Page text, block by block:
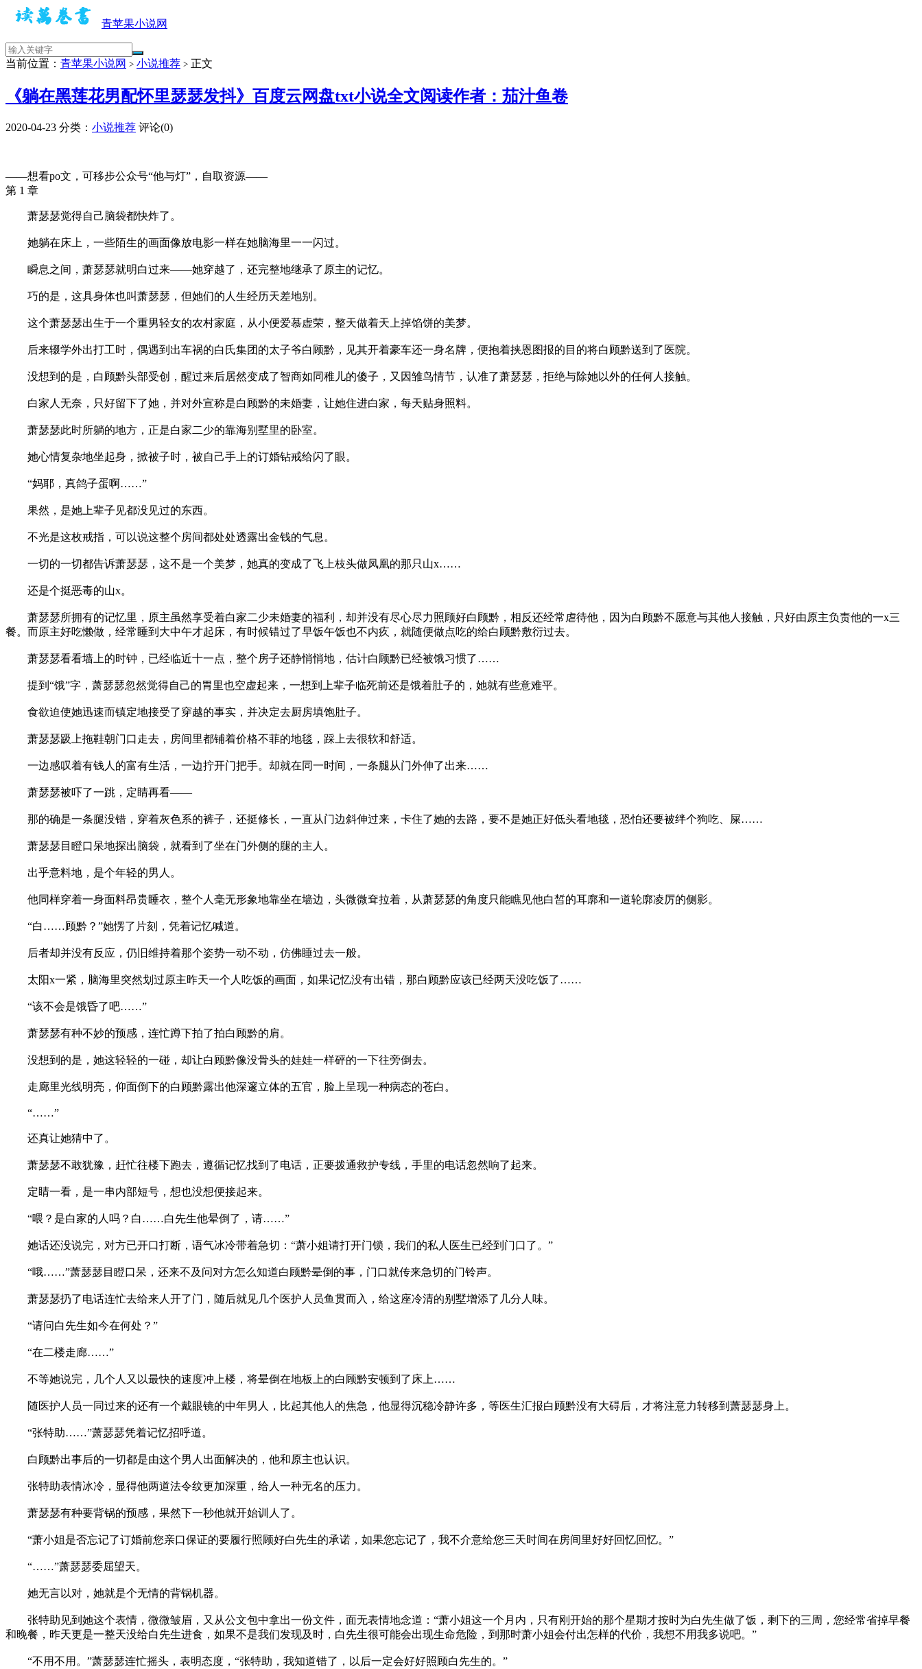
青苹果小说网
当前位置： 青苹果小说网 > 小说推荐 > 正文
《躺在黑莲花男配怀里瑟瑟发抖》百度云网盘txt小说全文阅读作者：茄汁鱼卷
2020-04-23 分类： 小说推荐 评论(0)
——想看po文，可移步公众号“他与灯”，自取资源——
第 1 章
萧瑟瑟觉得自己脑袋都快炸了。
她躺在床上，一些陌生的画面像放电影一样在她脑海里一一闪过。
瞬息之间，萧瑟瑟就明白过来——她穿越了，还完整地继承了原主的记忆。
巧的是，这具身体也叫萧瑟瑟，但她们的人生经历天差地别。
这个萧瑟瑟出生于一个重男轻女的农村家庭，从小便爱慕虚荣，整天做着天上掉馅饼的美梦。
后来辍学外出打工时，偶遇到出车祸的白氏集团的太子爷白顾黔，见其开着豪车还一身名牌，便抱着挟恩图报的目的将白顾黔送到了医院。
没想到的是，白顾黔头部受创，醒过来后居然变成了智商如同稚儿的傻子，又因雏鸟情节，认准了萧瑟瑟，拒绝与除她以外的任何人接触。
白家人无奈，只好留下了她，并对外宣称是白顾黔的未婚妻，让她住进白家，每天贴身照料。
萧瑟瑟此时所躺的地方，正是白家二少的靠海别墅里的卧室。
她心情复杂地坐起身，掀被子时，被自己手上的订婚钻戒给闪了眼。
“妈耶，真鸽子蛋啊……”
果然，是她上辈子见都没见过的东西。
不光是这枚戒指，可以说这整个房间都处处透露出金钱的气息。
一切的一切都告诉萧瑟瑟，这不是一个美梦，她真的变成了飞上枝头做凤凰的那只山x……
还是个挺恶毒的山x。
萧瑟瑟所拥有的记忆里，原主虽然享受着白家二少未婚妻的福利，却并没有尽心尽力照顾好白顾黔，相反还经常虐待他，因为白顾黔不愿意与其他人接触，只好由原主负责他的一x三
餐。而原主好吃懒做，经常睡到大中午才起床，有时候错过了早饭午饭也不内疚，就随便做点吃的给白顾黔敷衍过去。
萧瑟瑟看看墙上的时钟，已经临近十一点，整个房子还静悄悄地，估计白顾黔已经被饿习惯了……
提到“饿”字，萧瑟瑟忽然觉得自己的胃里也空虚起来，一想到上辈子临死前还是饿着肚子的，她就有些意难平。
食欲迫使她迅速而镇定地接受了穿越的事实，并决定去厨房填饱肚子。
萧瑟瑟趿上拖鞋朝门口走去，房间里都铺着价格不菲的地毯，踩上去很软和舒适。
一边感叹着有钱人的富有生活，一边拧开门把手。却就在同一时间，一条腿从门外伸了出来……
萧瑟瑟被吓了一跳，定睛再看——
那的确是一条腿没错，穿着灰色系的裤子，还挺修长，一直从门边斜伸过来，卡住了她的去路，要不是她正好低头看地毯，恐怕还要被绊个狗吃、屎……
萧瑟瑟目瞪口呆地探出脑袋，就看到了坐在门外侧的腿的主人。
出乎意料地，是个年轻的男人。
他同样穿着一身面料昂贵睡衣，整个人毫无形象地靠坐在墙边，头微微耷拉着，从萧瑟瑟的角度只能瞧见他白皙的耳廓和一道轮廓凌厉的侧影。
“白……顾黔？”她愣了片刻，凭着记忆喊道。
后者却并没有反应，仍旧维持着那个姿势一动不动，仿佛睡过去一般。
太阳x一紧，脑海里突然划过原主昨天一个人吃饭的画面，如果记忆没有出错，那白顾黔应该已经两天没吃饭了……
“该不会是饿昏了吧……”
萧瑟瑟有种不妙的预感，连忙蹲下拍了拍白顾黔的肩。
没想到的是，她这轻轻的一碰，却让白顾黔像没骨头的娃娃一样砰的一下往旁倒去。
走廊里光线明亮，仰面倒下的白顾黔露出他深邃立体的五官，脸上呈现一种病态的苍白。
“……”
还真让她猜中了。
萧瑟瑟不敢犹豫，赶忙往楼下跑去，遵循记忆找到了电话，正要拨通救护专线，手里的电话忽然响了起来。
定睛一看，是一串内部短号，想也没想便接起来。
“喂？是白家的人吗？白……白先生他晕倒了，请……”
她话还没说完，对方已开口打断，语气冰冷带着急切：“萧小姐请打开门锁，我们的私人医生已经到门口了。”
“哦……”萧瑟瑟目瞪口呆，还来不及问对方怎么知道白顾黔晕倒的事，门口就传来急切的门铃声。
萧瑟瑟扔了电话连忙去给来人开了门，随后就见几个医护人员鱼贯而入，给这座冷清的别墅增添了几分人味。
“请问白先生如今在何处？”
“在二楼走廊……”
不等她说完，几个人又以最快的速度冲上楼，将晕倒在地板上的白顾黔安顿到了床上……
随医护人员一同过来的还有一个戴眼镜的中年男人，比起其他人的焦急，他显得沉稳冷静许多，等医生汇报白顾黔没有大碍后，才将注意力转移到萧瑟瑟身上。
“张特助……”萧瑟瑟凭着记忆招呼道。
白顾黔出事后的一切都是由这个男人出面解决的，他和原主也认识。
张特助表情冰冷，显得他两道法令纹更加深重，给人一种无名的压力。
萧瑟瑟有种要背锅的预感，果然下一秒他就开始训人了。
“萧小姐是否忘记了订婚前您亲口保证的要履行照顾好白先生的承诺，如果您忘记了，我不介意给您三天时间在房间里好好回忆回忆。”
“……”萧瑟瑟委屈望天。
她无言以对，她就是个无情的背锅机器。
张特助见到她这个表情，微微皱眉，又从公文包中拿出一份文件，面无表情地念道：“萧小姐这一个月内，只有刚开始的那个星期才按时为白先生做了饭，剩下的三周，您经常省掉早餐
和晚餐，昨天更是一整天没给白先生进食，如果不是我们发现及时，白先生很可能会出现生命危险，到那时萧小姐会付出怎样的代价，我想不用我多说吧。”
“不用不用。”萧瑟瑟连忙摇头，表明态度，“张特助，我知道错了，以后一定会好好照顾白先生的。”